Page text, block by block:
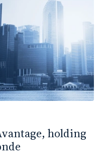
holding